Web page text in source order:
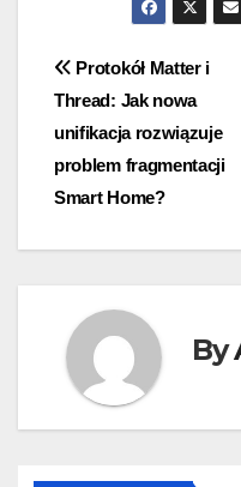
Nawigacja
wpisu
Protokół Matter i
Thread: Jak nowa
unifikacja rozwiązuje
problem fragmentacji
Smart Home?
By